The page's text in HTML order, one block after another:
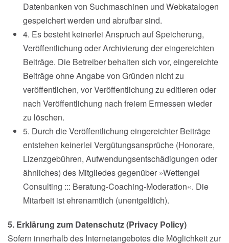
Datenbanken von Suchmaschinen und Webkatalogen
gespeichert werden und abrufbar sind.
4. Es besteht keinerlei Anspruch auf Speicherung,
Veröffentlichung oder Archivierung der eingereichten
Beiträge. Die Betreiber behalten sich vor, eingereichte
Beiträge ohne Angabe von Gründen nicht zu
veröffentlichen, vor Veröffentlichung zu editieren oder
nach Veröffentlichung nach freiem Ermessen wieder
zu löschen.
5. Durch die Veröffentlichung eingereichter Beiträge
entstehen keinerlei Vergütungsansprüche (Honorare,
Lizenzgebühren, Aufwendungsentschädigungen oder
ähnliches) des Mitgliedes gegenüber »Wettengel
Consulting ::: Beratung-Coaching-Moderation«. Die
Mitarbeit ist ehrenamtlich (unentgeltlich).
5. Erklärung zum Datenschutz (Privacy Policy)
Sofern innerhalb des Internetangebotes die Möglichkeit zur